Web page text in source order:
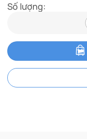
Số lượng: